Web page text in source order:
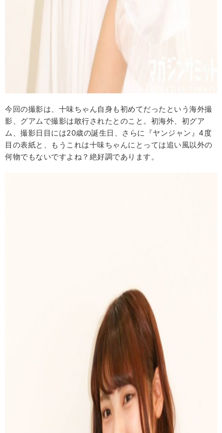
今回の撮影は、十味ちゃん自身も初めてだったという海外撮
影、グアムで撮影は敢行されたとのこと。初海外、初グア
ム、撮影日目には20歳の誕生日、さらに『ヤンジャン』4度
目の表紙と、もうこれは十味ちゃんにとっては追い風以外の
何物でもないですよね？絶好調であります。